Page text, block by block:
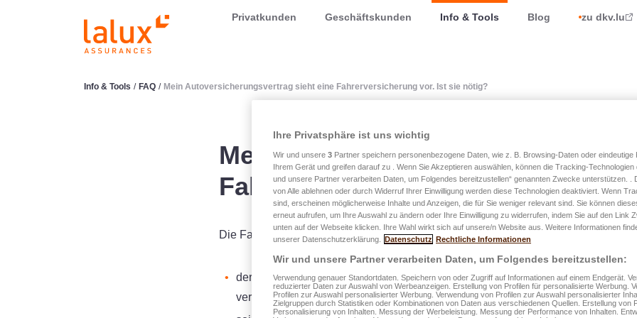
LALUX AssurancesPrivatkunden Geschäftskunden Info & Tools Blog zu dkv.lu
Info & Tools / FAQ / Mein Autoversicherungsvertrag sieht eine Fahrerversicherung vor. Ist sie nötig?
Mein Autoversicherungsvertrag
Fahrerversicherung vor. Ist sie
Die Fahrerversicherung ist ein unerlässlicher Bestandteil des individuellen
der Fahrer Schadensersatz erhält, als ob ein Dritter (das heißt, ein anderer
verursacht hätte;
Ihre Privatsphäre ist uns wichtig
Wir und unsere 3 Partner speichern personenbezogene Daten, wie z. B. Browsing-Daten oder eindeutige
Ihrem Gerät und greifen darauf zu . Wenn Sie Akzeptieren auswählen, können die Tracking-Technologien
und unsere Partner verarbeiten Daten, um Folgendes bereitzustellen“ genannten Zwecke unterstützen. .
von Alle ablehnen oder durch Widerruf Ihrer Einwilligung werden diese Technologien deaktiviert. Wenn
sind, erscheinen möglicherweise Inhalte und Anzeigen, die für Sie weniger relevant sind. Sie können
erneut aufrufen, um Ihre Auswahl zu ändern oder Ihre Einwilligung zu widerrufen, indem Sie auf den Link
unten auf der Webseite klicken. Ihre Wahl wirkt sich auf unsere/n Website aus. Weitere Informationen
unserer Datenschutzerklärung.
Datenschutz Rechtliche Informationen
Wir und unsere Partner verarbeiten Daten, um Folgendes bereitzustellen:
Verwendung genauer Standortdaten. Speichern von oder Zugriff auf Informationen auf einem Endgerät.
reduzierter Daten zur Auswahl von Werbeanzeigen. Erstellung von Profilen für personalisierte Werbung.
Profilen zur Auswahl personalisierter Werbung. Verwendung von Profilen zur Auswahl personalisierter
Zielgruppen durch Statistiken oder Kombinationen von Daten aus verschiedenen Quellen. Erstellung von
Personalisierung von Inhalten. Messung der Werbeleistung. Messung der Performance von Inhalten.